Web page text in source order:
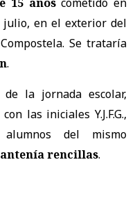
julio, en el exterior del
Se trataría
.
la jornada escolar,
las iniciales Y.J.F.G.,
del mismo
rencillas.